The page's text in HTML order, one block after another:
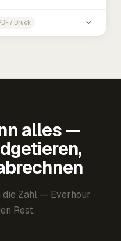
/ Druck
alles —
die Zahl — Everhour
Rest.